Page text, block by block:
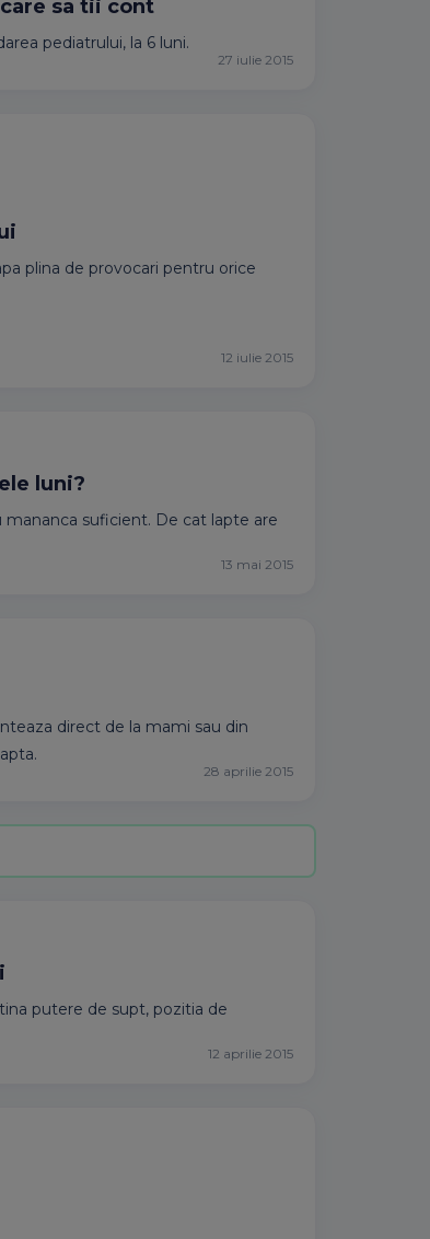
sa tii cont
pediatrului, la 6 luni.
27 iulie 2015
plina de provocari pentru orice
12 iulie 2015
luni?
suficient. De cat lapte are
13 mai 2015
direct de la mami sau din
28 aprilie 2015
putere de supt, pozitia de
12 aprilie 2015